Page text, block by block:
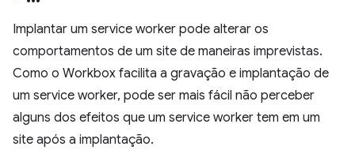
Implantar um service worker pode alterar os
comportamentos de um site de maneiras imprevistas.
Como o Workbox facilita a gravação e implantação de
um service worker, pode ser mais fácil não perceber
alguns dos efeitos que um service worker tem em um
site após a implantação.